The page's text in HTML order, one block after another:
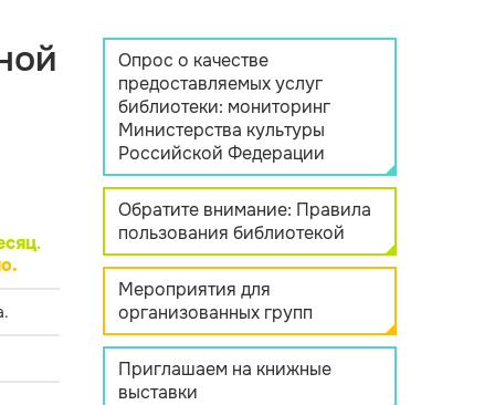
.
Опрос о качестве
предоставляемых услуг
библиотеки: мониторинг
Министерства культуры
Российской Федерации
Обратите внимание: Правила
пользования библиотекой
Мероприятия для
организованных групп
Приглашаем на книжные
выставки